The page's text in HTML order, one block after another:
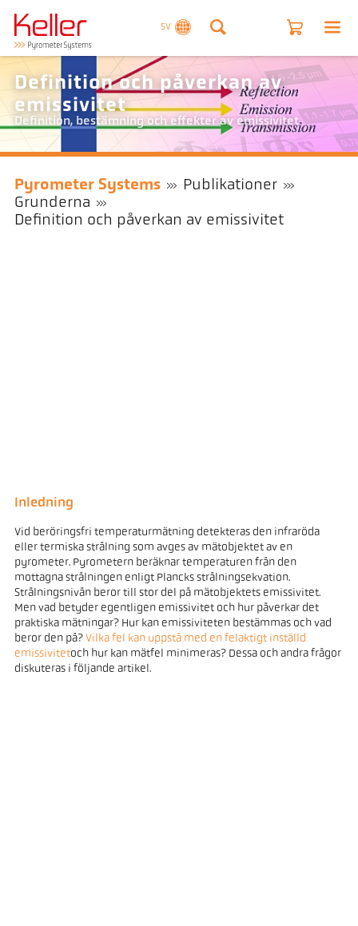
SV
Definition och påverkan av
emissivitet
Definition, bestämning och effekter av emissivitet
Pyrometer Systems
Publikationer
Grunderna
Definition och påverkan av emissivitet
Inledning
Vid beröringsfri temperaturmätning detekteras den infraröda
eller termiska strålning som avges av mätobjektet av en
pyrometer. Pyrometern beräknar temperaturen från den
mottagna strålningen enligt Plancks strålningsekvation.
Strålningsnivån beror till stor del på mätobjektets emissivitet.
Men vad betyder egentligen emissivitet och hur påverkar det
praktiska mätningar? Hur kan emissiviteten bestämmas och vad
beror den på? Vilka fel kan uppstå med en felaktigt inställd
emissivitetoch hur kan mätfel minimeras? Dessa och andra frågor
diskuteras i följande artikel.